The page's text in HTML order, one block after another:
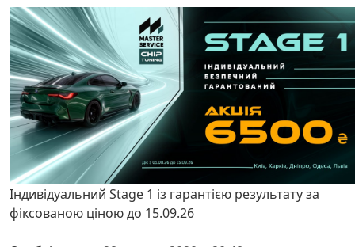
Індивідуальний Stage 1 із гарантією результату за
фіксованою ціною до 15.09.26